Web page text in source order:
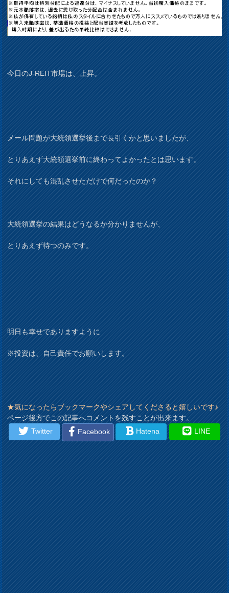
今日のJ-REIT市場は、上昇。
メール問題が大統領選挙後まで長引くかと思いましたが、
とりあえず大統領選挙前に終わってよかったとは思います。
それにしても混乱させただけで何だったのか？
大統領選挙の結果はどうなるか分かりませんが、
とりあえず待つのみです。
明日も幸せでありますように
※投資は、自己責任でお願いします。
★気になったらブックマークやシェアしてくださると嬉しいです♪
ページ後方でこの記事へコメントを残すことが出来ます。
Twitter
Facebook Hatena LINE